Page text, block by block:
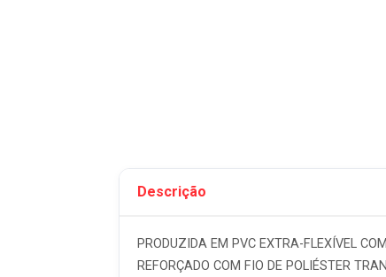
Descrição
PRODUZIDA EM PVC EXTRA-FLEXÍVEL
REFORÇADO COM FIO DE POLIÉSTER